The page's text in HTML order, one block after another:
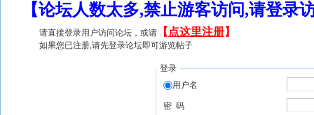
【论坛人数太多,禁止游客访问,请登
请直接登录用户访问论坛，或请 【 点这里注册】
如果您已注册,请先登录论坛即可游览帖子
登录
用户名
密 码